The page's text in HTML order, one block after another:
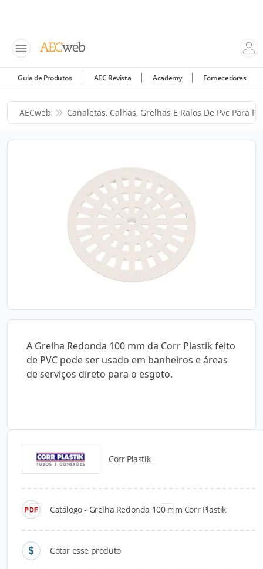
Guia de Produtos AEC Revista Academy Fornecedores
AECweb Canaletas, Calhas, Grelhas E Ralos De Pvc Para
A Grelha Redonda 100 mm da Corr Plastik feito
de PVC pode ser usado em banheiros e áreas
de serviços direto para o esgoto.
Corr Plastik
Catálogo - Grelha Redonda 100 mm Corr Plastik
Cotar esse produto
Catálogos para Download